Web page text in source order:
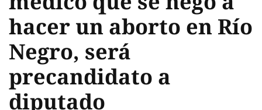
hacer un aborto en Río
Negro, será
precandidato a
diputado